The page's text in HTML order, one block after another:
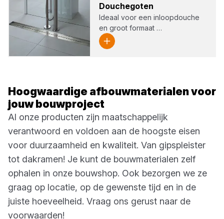
Dou­che­go­ten
Ideaal voor een inloopdouche
en groot formaat …
Hoogwaardige afbouwmaterialen voor
jouw bouwproject
Al onze producten zijn maatschappelijk
verantwoord en voldoen aan de hoogste eisen
voor duurzaamheid en kwaliteit. Van gipspleister
tot dakramen! Je kunt de bouwmaterialen zelf
ophalen in onze bouwshop. Ook bezorgen we ze
graag op locatie, op de gewenste tijd en in de
juiste hoeveelheid. Vraag ons gerust naar de
voorwaarden!